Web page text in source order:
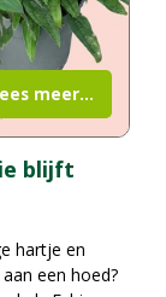
blijft
hartje en
een hoed?
meer...